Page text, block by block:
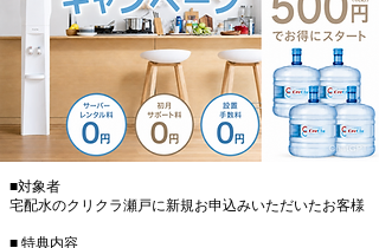
■対象者
宅配水のクリクラ瀬戸に新規お申込みいただいたお客様
■ 特典内容